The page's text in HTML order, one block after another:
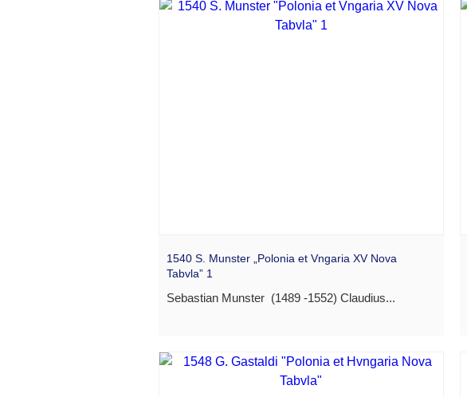
1540 S. Munster „Polonia et Vngaria XV Nova
Tabvla” 1
Sebastian Munster (1489 -1552) Claudius...